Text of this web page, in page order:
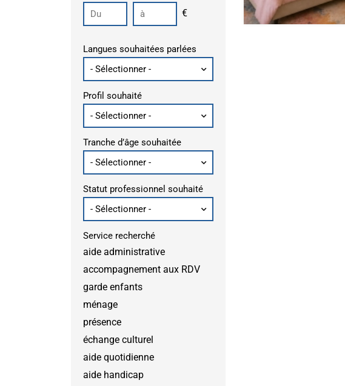
€
Langues souhaitées parlées
Profil souhaité
Tranche d’âge souhaitée
Statut professionnel souhaité
Service recherché
aide administrative
accompagnement aux RDV
garde enfants
ménage
présence
échange culturel
aide quotidienne
aide handicap